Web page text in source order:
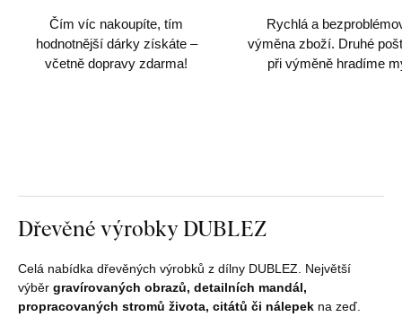
Čím víc nakoupíte, tím
hodnotnější dárky získáte –
včetně dopravy zdarma!
Rychlá a
výměna zboží. Druhé
při výměně hradíme
Dřevěné výrobky DUBLEZ
Celá nabídka dřevěných výrobků z dílny DUBLEZ. Největší
výběr gravírovaných obrazů, detailních mandál,
propracovaných stromů života, citátů či nálepek na zeď.